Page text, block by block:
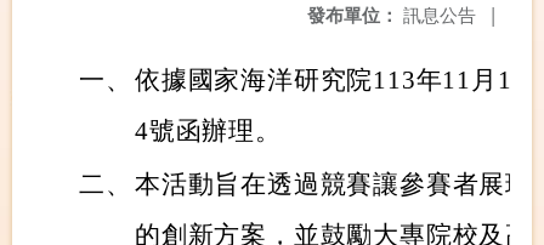
發布單位： 訊息公告 |
一、 依據國家海洋研究院113年11月12
4號函辦理。
二、 本活動旨在透過競賽讓參賽者展現
的創新方案，並鼓勵大專院校及